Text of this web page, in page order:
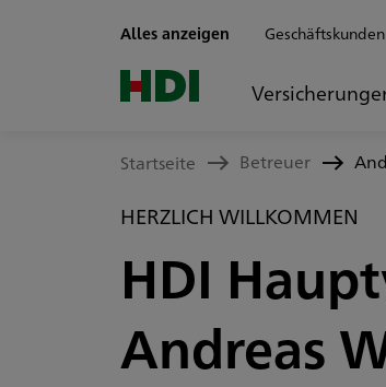
Alles anzeigen Geschäftskunden
Startseite Betreuer
HERZLICH WILLKOMMEN
HDI
Andreas